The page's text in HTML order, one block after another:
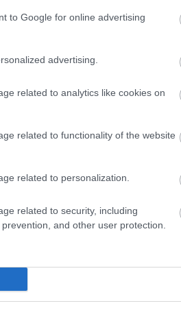
to Google for online advertising
advertising.
related to analytics like cookies on
related to functionality of the website
related to personalization.
related to security, including
and other user protection.